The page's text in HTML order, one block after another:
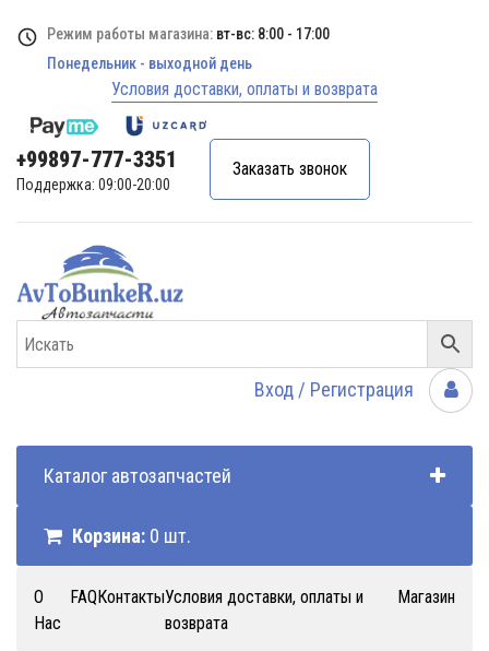
Режим работы магазина: вт-вс: 8:00 - 17:00
Понедельник - выходной день
Условия доставки, оплаты и возврата
+99897-777-3351
Поддержка: 09:00-20:00
Заказать звонок
Вход / Регистрация
Каталог автозапчастей
Корзина: 0 шт.
О
Нас
FAQКонтактыУсловия доставки, оплаты и
возврата
Магазин